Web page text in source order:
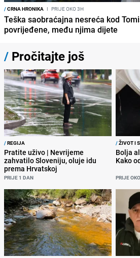
/CRNA HRONIKA I PRIJE OKO 3H
Teška saobraćajna nesreća kod
povrijeđene, među njima dijete
/ Pročitajte još
/REGIJA
Pratite uživo | Nevrijeme
zahvatilo Sloveniju, oluje idu
prema Hrvatskoj
PRIJE 1 DAN
/ŽIVOT I
Bolja
Kako
PRIJE